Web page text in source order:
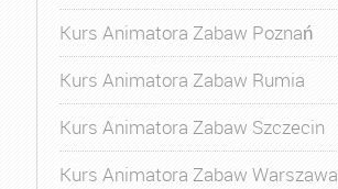
Kurs Animatora Zabaw Poznań
Kurs Animatora Zabaw Rumia
Kurs Animatora Zabaw Szczecin
Kurs Animatora Zabaw Warszawa